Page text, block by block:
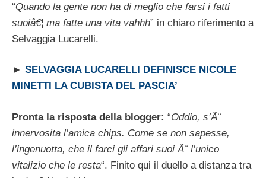
“Quando la gente non ha di meglio che farsi i fatti
suoiâ€¦ ma fatte una vita vahhh” in chiaro riferimento a
Selvaggia Lucarelli.
► SELVAGGIA LUCARELLI DEFINISCE NICOLE
MINETTI LA CUBISTA DEL PASCIA’
Pronta la risposta della blogger: “Oddio, s’Ã¨
innervosita l’amica chips. Come se non sapesse,
l’ingenuotta, che il farci gli affari suoi Ã¨ l’unico
vitalizio che le resta“. Finito qui il duello a distanza tra